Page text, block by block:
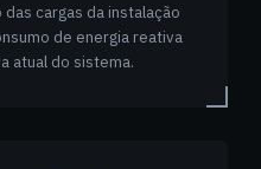
cargas da instalação
de energia reativa
atual do sistema.